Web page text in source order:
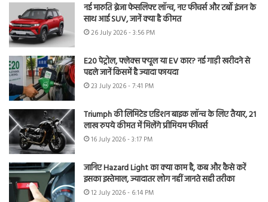
नई मारुति ब्रेजा फेसलिफ्ट लॉन्च, नए फीचर्स और टर्बो इंजन के
साथ आई SUV, जानें क्या है कीमत
26 July 2026 - 3:56 PM
E20 पेट्रोल, फ्लेक्स फ्यूल या EV कार? नई गाड़ी खरीदने से
पहले जानें किसमें है ज्यादा फायदा
23 July 2026 - 7:41 PM
Triumph की लिमिटेड एडिशन बाइक लॉन्च के लिए तैयार, 21
लाख रुपये कीमत में मिलेंगे प्रीमियम फीचर्स
16 July 2026 - 3:17 PM
जानिए Hazard Light का क्या काम है, कब और कैसे करें
इसका इस्तेमाल, ज्यादातर लोग नहीं जानते सही तरीका
12 July 2026 - 6:14 PM